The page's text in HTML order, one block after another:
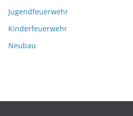
Jugendfeuerwehr
Kinderfeuerwehr
Neubau